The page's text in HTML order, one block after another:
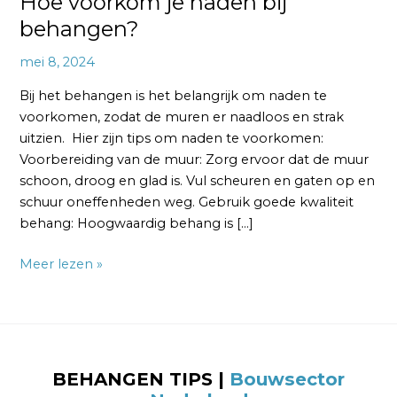
behangen?
mei 8, 2024
Bij het behangen is het belangrijk om naden te
voorkomen, zodat de muren er naadloos en strak
uitzien. Hier zijn tips om naden te voorkomen:
Voorbereiding van de muur: Zorg ervoor dat de muur
schoon, droog en glad is. Vul scheuren en gaten op en
schuur oneffenheden weg. Gebruik goede kwaliteit
behang: Hoogwaardig behang is […]
Meer lezen »
BEHANGEN TIPS | Bouwsector